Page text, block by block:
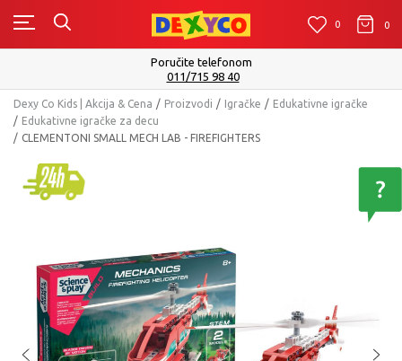
0 0 0
Isporuku možete očekivati u roku od 2 do 4 radna
Dexy Co Kids | Akcija & Cena Proizvodi Igračke
Edukativne igračke
Edukativne igračke za decu
CLEMENTONI SMALL MECH LAB - FIREFIGHTERS